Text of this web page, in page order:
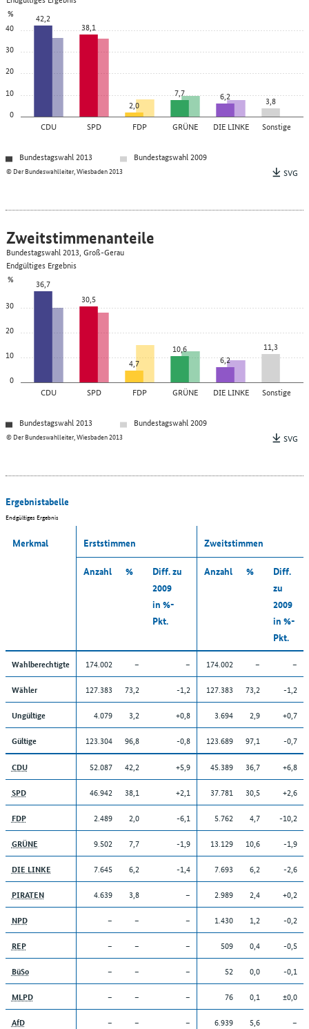
0
10
20
30
40
%
CDU SPD FDP GRÜNE DIE LINKE Sonstige
42,2
38,1
2,0
7,7 6,2 3,8
© Der Bundeswahlleiter, Wiesbaden 2013
Bundestagswahl 2013
Bundestagswahl 2009
SVG
0
10
20
30
%
CDU SPD FDP GRÜNE DIE LINKE Sonstige
36,7
30,5
4,7
10,6
6,2
11,3
© Der Bundeswahlleiter, Wiesbaden 2013
Zweitstimmenanteile
Bundestagswahl 2013, Groß-Gerau
Endgültiges Ergebnis
Bundestagswahl 2013
Bundestagswahl 2009
SVG
Ergebnistabelle
Endgültiges Ergebnis
Merkmal Erststimmen Zweitstimmen
Anzahl %
Diff. zu
2009
in %-
Pkt.
Anzahl %
Diff.
zu
2009
in %-
Pkt.
Wahlberechtigte 174.002 – – 174.002 – –
Wähler 127.383 73,2 -1,2 127.383 73,2 -1,2
Ungültige 4.079 3,2 +0,8 3.694 2,9 +0,7
Gültige 123.304 96,8 -0,8 123.689 97,1 -0,7
CDU 52.087 42,2 +5,9 45.389 36,7 +6,8
SPD 46.942 38,1 +2,1 37.781 30,5 +2,6
FDP 2.489 2,0 -6,1 5.762 4,7 -10,2
GRÜNE 9.502 7,7 -1,9 13.129 10,6 -1,9
DIE LINKE 7.645 6,2 -1,4 7.693 6,2 -2,6
PIRATEN 4.639 3,8 – 2.989 2,4 +0,2
NPD – – – 1.430 1,2 -0,2
REP – – – 509 0,4 -0,5
BüSo – – – 52 0,0 -0,1
MLPD – – – 76 0,1 ±0,0
AfD – – – 6.939 5,6 –